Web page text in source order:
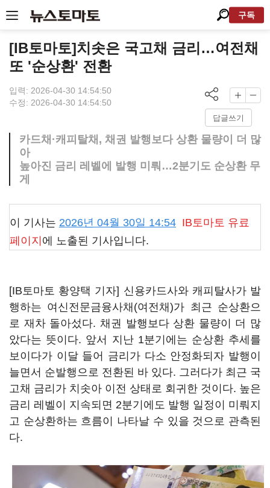
구독
[IB토마토]치솟은 국고채 금리…여전채
또 '순상환' 전환
입력: 2026-04-30 14:54:50
수정: 2026-04-30 14:54:50
답글쓰기
카드채·캐피탈채, 채권 발행보다 상환 물량이 더 많
아
높아진 금리 레벨에 발행 미뤄…2분기도 순상환 무
게
이 기사는 2026년 04월 30일 14:54 IB토마토 유료
페이지 에 노출된 기사입니다.
[IB토마토 황양택 기자] 신용카드사와 캐피탈사가 발
행하는 여신전문금융사채(여전채)가 최근 순상환으
로 재차 돌아섰다. 채권 발행보다 상환 물량이 더 많
았다는 뜻이다. 앞서 지난 1분기에는 순상환 추세를
보이다가 이달 들어 금리가 다소 안정화되자 발행이
늘면서 순발행으로 전환된 바 있다. 그러다가 최근 국
고채 금리가 치솟아 이전 상태로 회귀한 것이다. 높은
금리 레벨이 지속되면 2분기에도 발행 일정이 미뤄지
고 순상환하는 흐름이 나타날 수 있을 것으로 관측된
다.